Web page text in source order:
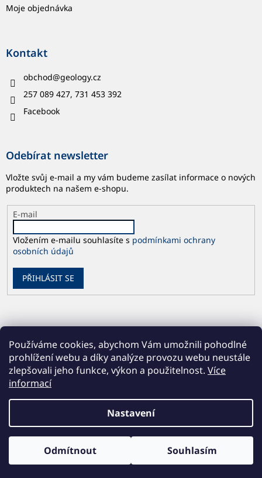
Používáme cookies, abychom Vám umožnili pohodlné
prohlížení webu a díky analýze provozu webu neustále
zlepšovali jeho funkce, výkon a použitelnost. Více
informací
Nastavení
Odmítnout Souhlasím
Moje objednávka
Kontakt
obchod@geology.cz
257 089 427, 731 453 392
Facebook
Odebírat newsletter
Vložte svůj e-mail a my vám budeme zasílat informace o nových
produktech na našem e-shopu.
E-mail
Vložením e-mailu souhlasíte s podmínkami ochrany
osobních údajů
PŘIHLÁSIT SE
Copyright 2026Česká geologická služba. Všechna práva
vyhrazena.
Upravit nastavení cookies